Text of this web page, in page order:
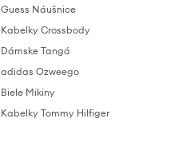
Guess Náušnice
Kabelky Crossbody
Dámske Tangá
adidas Ozweego
Biele Mikiny
Kabelky Tommy Hilfiger